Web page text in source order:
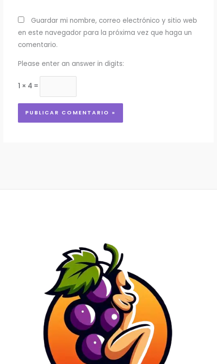
Guardar mi nombre, correo electrónico y sitio web
en este navegador para la próxima vez que haga un
comentario.
Please enter an answer in digits:
1 × 4 =